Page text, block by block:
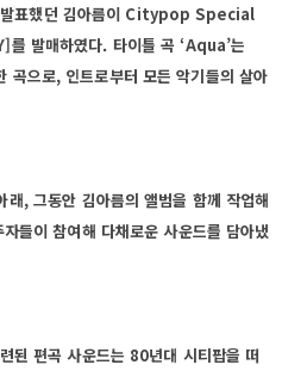
발표했던 김아름이 Citypop Special
발매하였다. 타이틀 곡 ‘Aqua’는
으로, 인트로부터 모든 악기들의 살아
, 그동안 김아름의 앨범을 함께 작업해
들이 참여해 다채로운 사운드를 담아냈
된 편곡 사운드는 80년대 시티팝을 떠